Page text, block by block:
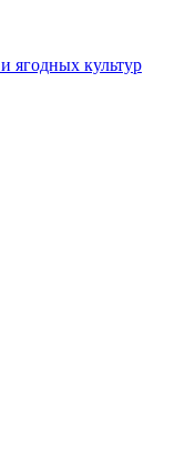
и ягодных культур